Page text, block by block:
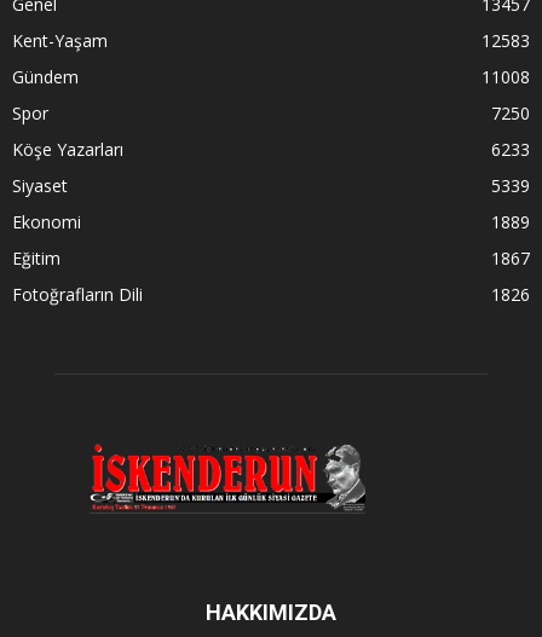
Kent-Yaşam
12583
Gündem
11008
Spor
7250
Köşe Yazarları
6233
Siyaset
5339
Ekonomi
1889
Eğitim
1867
Fotoğrafların Dili
1826
HAKKIMIZDA